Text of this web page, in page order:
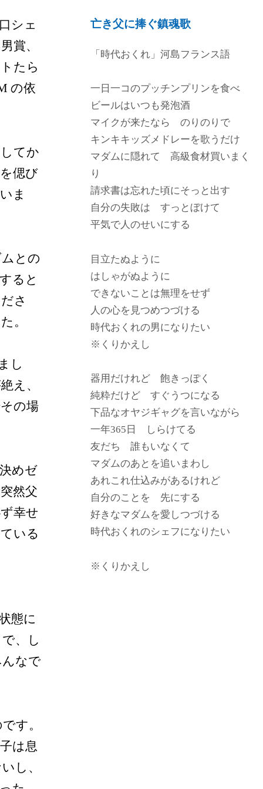
シェ
賞、
たら
の依
てか
偲び
ま
との
ると
さ
。
し
え、
の場
めゼ
然父
幸せ
いる
態に
、し
なで
す。
は息
し、
亡き父に捧ぐ鎮魂歌
「時代おくれ」河島フランス語
一日一コのプッチンプリンを食べ
ビールはいつも発泡酒
マイクが来たなら のりのりで
キンキキッズメドレーを歌うだけ
マダムに隠れて 高級食材買いまく
り
請求書は忘れた頃にそっと出す
自分の失敗は すっとぼけて
平気で人のせいにする
目立たぬように
はしゃがぬように
できないことは無理をせず
人の心を見つめつづける
時代おくれの男になりたい
※くりかえし
器用だけれど 飽きっぽく
純粋だけど すぐうつになる
下品なオヤジギャグを言いながら
一年365日 しらけてる
友だち 誰もいなくて
マダムのあとを追いまわし
あれこれ仕込みがあるけれど
自分のことを 先にする
好きなマダムを愛しつづける
時代おくれのシェフになりたい
※くりかえし